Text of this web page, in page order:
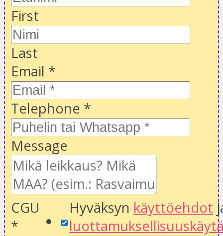
First
Last
Email *
Telephone *
Message
CGU
*
Hyväksyn käyttöehdot